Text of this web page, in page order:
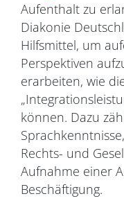
Aufenthalt zu
Diakonie
Hilfsmittel, um
Perspektiven
erarbeiten, wie
können. Dazu
Rechts- und
Aufnahme einer
Beschäftigung.